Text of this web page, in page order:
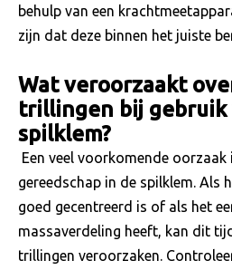
behulp van een
zijn dat deze binnen het juiste
Wat veroorzaakt
trillingen bij gebruik
spilklem?
Een veel voorkomende oorzaak
gereedschap in de spilklem. Als
goed gecentreerd is of als het
massaverdeling heeft, kan dit
trillingen veroorzaken.